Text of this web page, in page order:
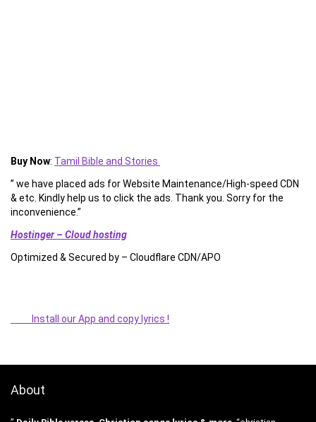
Buy Now: Tamil Bible and Stories
” we have placed ads for Website Maintenance/High-speed CDN
& etc. Kindly help us to click the ads. Thank you. Sorry for the
inconvenience.”
Hostinger – Cloud hosting
Optimized & Secured by – Cloudflare CDN/APO
Install our App and copy lyrics !
About